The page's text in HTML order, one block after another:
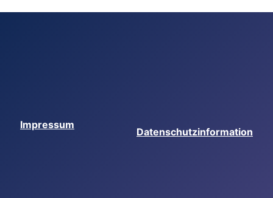
Impressum
Datenschutzinformation